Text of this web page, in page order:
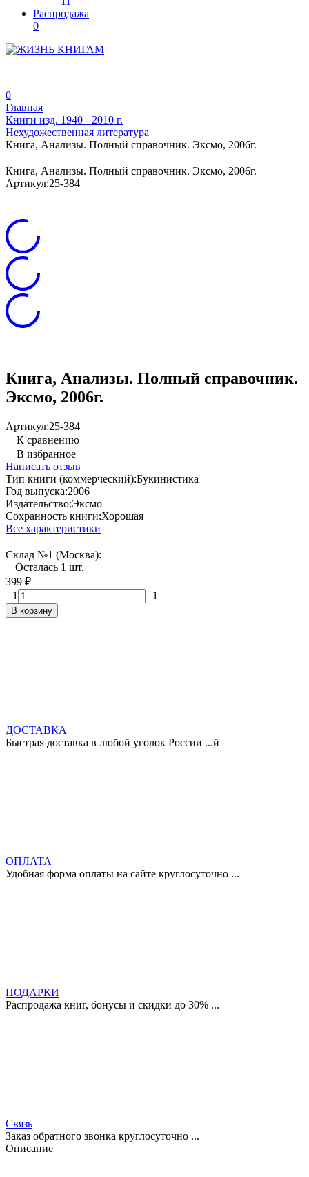
Распродажа
0
0
Главная
Книги изд. 1940 - 2010 г.
Нехудожественная литература
Книга, Анализы. Полный справочник. Эксмо, 2006г.
Книга, Анализы. Полный справочник. Эксмо, 2006г.
Артикул:25-384
Книга, Анализы. Полный справочник.
Эксмо, 2006г.
Артикул:25-384
К сравнению
В избранное
Написать отзыв
Тип книги (коммерческий):Букинистика
Год выпуска:2006
Издательство:Эксмо
Сохранность книги:Хорошая
Все характеристики
Склад №1 (Москва):
Осталась 1 шт.
399 ₽
1
1
В корзину
ДОСТАВКА
Быстрая доставка в любой уголок России ...й
ОПЛАТА
Удобная форма оплаты на сайте круглосуточно ...
ПОДАРКИ
Распродажа книг, бонусы и скидки до 30% ...
Связь
Заказ обратного звонка круглосуточно ...
Описание